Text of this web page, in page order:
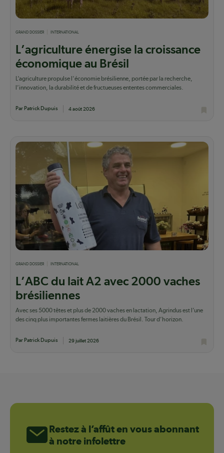
GRAND DOSSIER INTERNATIONAL
L’agriculture énergise la croissance
économique au Brésil
L’agriculture propulse l'économie brésilienne, portée par la recherche,
l’innovation, la durabilité et de fructueuses ententes commerciales.
Par Patrick Dupuis 4 août 2026
GRAND DOSSIER INTERNATIONAL
L’ABC du lait A2 avec 2000 vaches
brésiliennes
Avec ses 5000 têtes et plus de 2000 vaches en lactation, Agrindus est l’une
des cinq plus importantes fermes laitières du Brésil. Tour d’horizon.
Par Patrick Dupuis 29 juillet 2026
Restez à l’affût en vous abonnant
à notre infolettre